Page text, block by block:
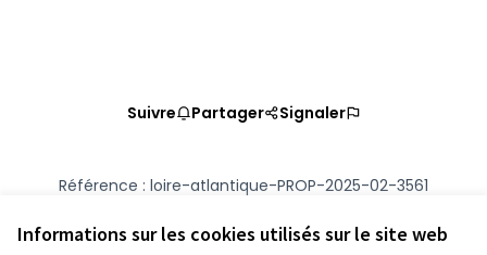
Informations sur les cookies utilisés sur le site web
Suivre Partager Signaler
Référence : loire-atlantique-PROP-2025-02-3561
Vérifiez l'empreinte numérique